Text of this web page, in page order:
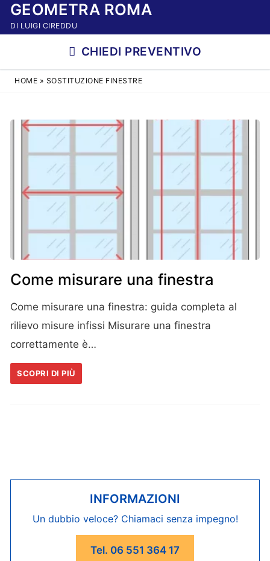
VaiGEOMETRA ROMA
DI LUIGI CIREDDU
CHIEDI PREVENTIVO
HOME » SOSTITUZIONE FINESTRE
Come misurare una finestra
Come misurare una finestra: guida completa al
rilievo misure infissi Misurare una finestra
correttamente è…
SCOPRI DI PIÙ
INFORMAZIONI
Un dubbio veloce? Chiamaci senza impegno!
Tel. 06 551 364 17